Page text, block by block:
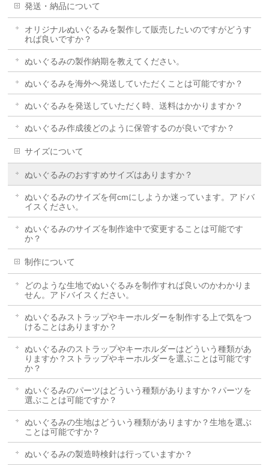
発送・納品について
オリジナルぬいぐるみを製作して販売したいのですがどうす
れば良いですか？
ぬいぐるみの製作納期を教えてください。
ぬいぐるみを海外へ発送していただくことは可能ですか？
ぬいぐるみを発送していただく時、送料はかかりますか？
ぬいぐるみ作成後どのように保管するのが良いですか？
サイズについて
ぬいぐるみのおすすめサイズはありますか？
ぬいぐるみのサイズを何cmにしようか迷っています。アドバ
イスください。
ぬいぐるみのサイズを制作途中で変更することは可能です
か？
制作について
どのような生地でぬいぐるみを制作すれば良いのかわかりま
せん。アドバイスください。
ぬいぐるみストラップやキーホルダーを制作する上で気をつ
けることはありますか？
ぬいぐるみのストラップやキーホルダーはどういう種類があ
りますか？ストラップやキーホルダーを選ぶことは可能です
か？
ぬいぐるみのパーツはどういう種類がありますか？パーツを
選ぶことは可能ですか？
ぬいぐるみの生地はどういう種類がありますか？生地を選ぶ
ことは可能ですか？
ぬいぐるみの製造時検針は行っていますか？